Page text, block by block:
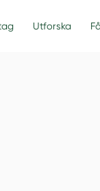
Utforska